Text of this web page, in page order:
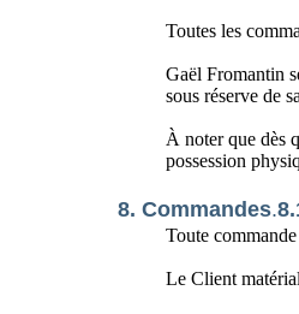
Toutes les
Gaël Fromantin
sous réserve de
À noter que dès
possession
8. Commandes.
Toute
Le Client